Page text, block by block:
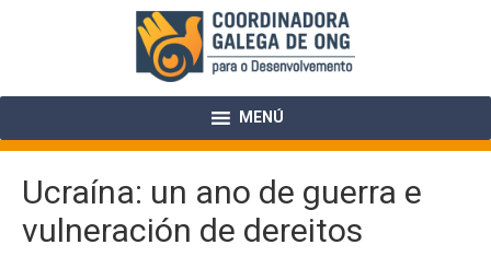
MENÚ
Ucraína: un ano de guerra e
vulneración de dereitos